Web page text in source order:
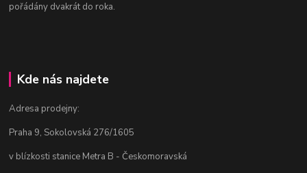
pořádány dvakrát do roka.
Kde nás najdete
Adresa prodejny:
Praha 9, Sokolovská 276/1605
v blízkosti stanice Metra B - Českomoravská